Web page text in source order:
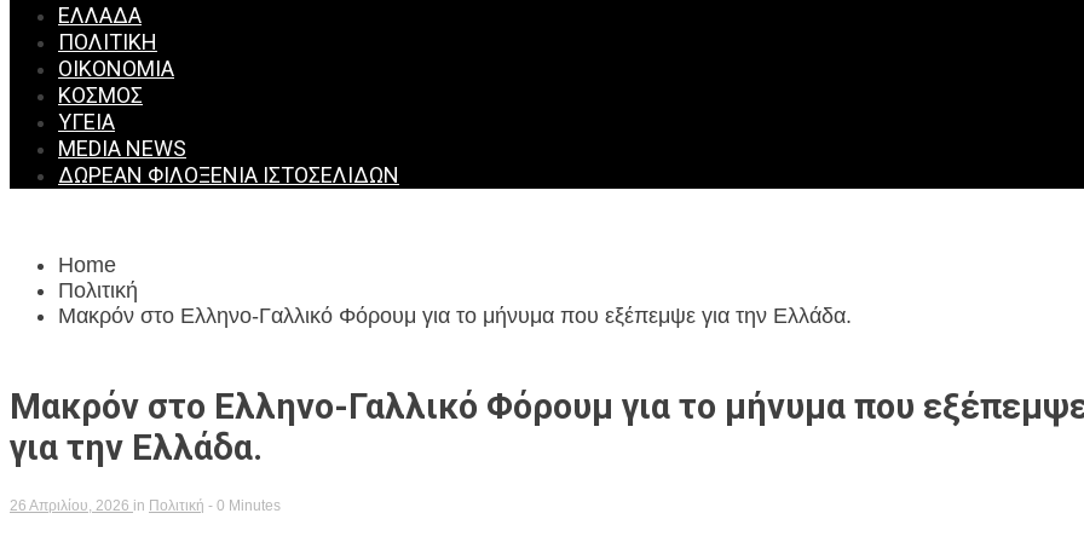
ΕΛΛΆΔΑ
ΠΟΛΙΤΙΚΉ
ΟΙΚΟΝΟΜΊΑ
ΚΌΣΜΟΣ
ΥΓΕΊΑ
MEDIA NEWS
ΔΩΡΕΆΝ ΦΙΛΟΞΕΝΊΑ ΙΣΤΟΣΕΛΊΔΩΝ
Home
Πολιτική
Μακρόν στο Ελληνο-Γαλλικό Φόρουμ για το μήνυμα που εξέπεμψε για την Ελλάδα.
Μακρόν στο Ελληνο-Γαλλικό Φόρουμ για το μήνυμα που
για την Ελλάδα.
26 Απριλίου, 2026 in Πολιτική - 0 Minutes